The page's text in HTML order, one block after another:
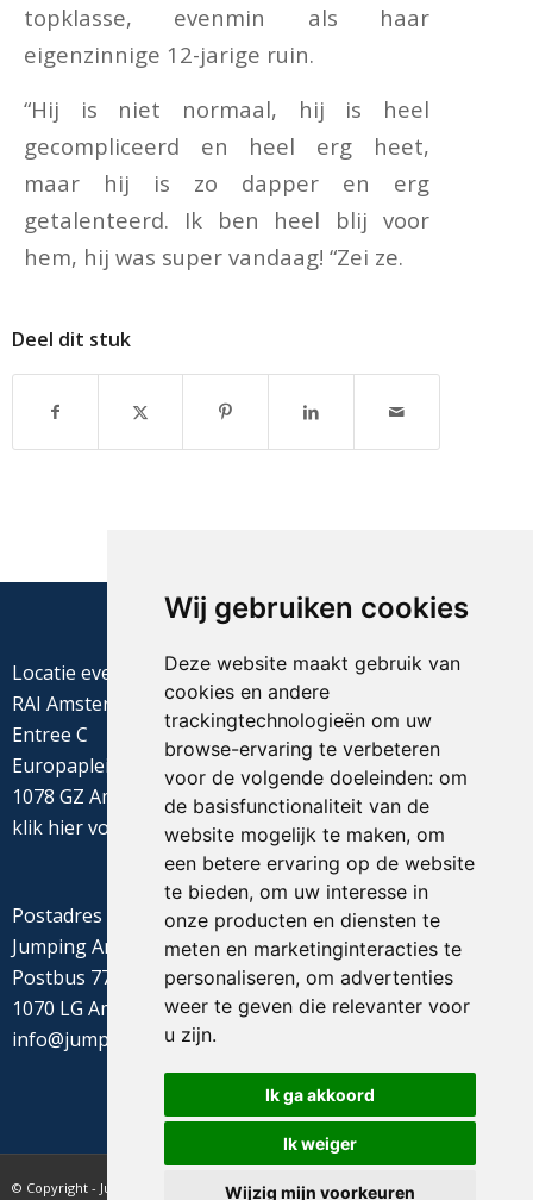
Wij gebruiken cookies
Deze website maakt gebruik van
cookies en andere
trackingtechnologieën om uw
browse-ervaring te verbeteren
voor de volgende doeleinden: om
de basisfunctionaliteit van de
website mogelijk te maken, om
een betere ervaring op de website
te bieden, om uw interesse in
onze producten en diensten te
meten en marketinginteracties te
personaliseren, om advertenties
weer te geven die relevanter voor
u zijn.
Ik ga akkoord
Ik weiger
Wijzig mijn voorkeuren
topklasse, evenmin als haar
eigenzinnige 12-jarige ruin.
“Hij is niet normaal, hij is heel
gecompliceerd en heel erg heet,
maar hij is zo dapper en erg
getalenteerd. Ik ben heel blij voor
hem, hij was super vandaag! “Zei ze.
Deel dit stuk
Locatie evenement
RAI Amsterdam
Entree C
Europaplein 22
1078 GZ Amsterdam
klik hiervoor de routebeschrijving
Postadres
Jumping Amsterdam
Postbus 77655
1070 LG Amsterdam
info@jumpingamsterdam.nl
© Copyright - Jumping Amsterdam - website realisatie CyberNed